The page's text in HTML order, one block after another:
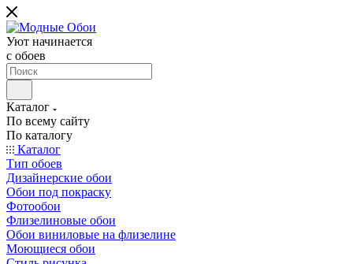
Уют начинается
c обоев
Каталог
По всему сайту
По каталогу
Каталог
Тип обоев
Дизайнерские обои
Обои под покраску
Фотообои
Флизелиновые обои
Обои виниловые на флизелине
Моющиеся обои